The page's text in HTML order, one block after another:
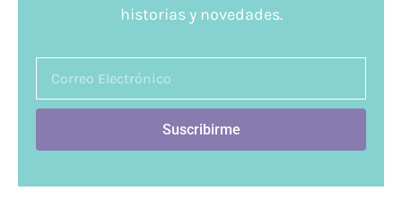
historias y novedades.
Suscribirme